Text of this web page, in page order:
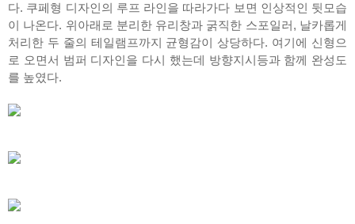
다. 쿠페형 디자인의 루프 라인을 따라가다 보면 인상적인 뒷모습
이 나온다. 위아래로 분리한 유리창과 굵직한 스포일러, 날카롭게
처리한 두 줄의 테일램프까지 균형감이 상당하다. 여기에 신형으
로 오면서 범퍼 디자인을 다시 했는데 방향지시등과 함께 완성도
를 높였다.